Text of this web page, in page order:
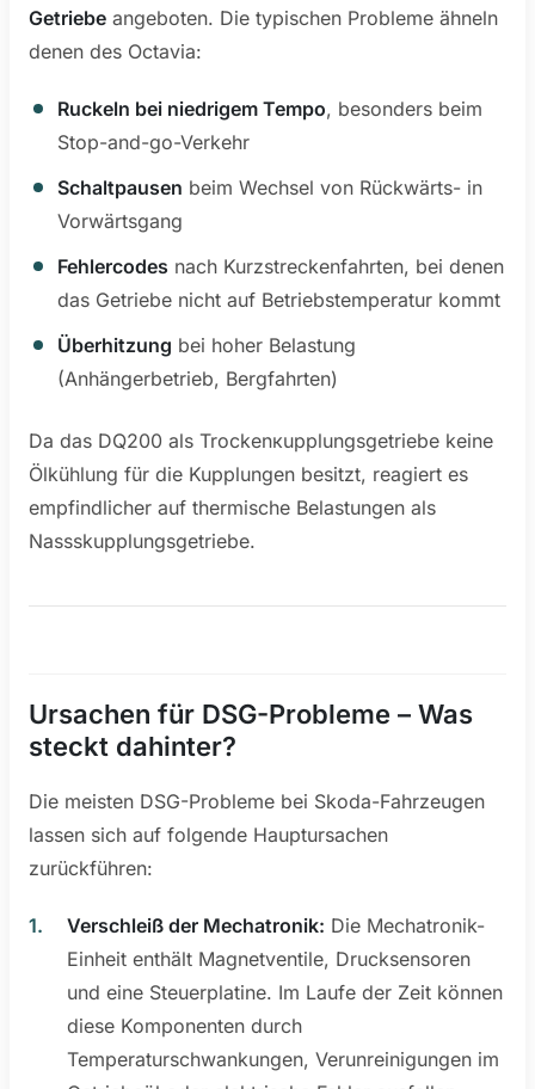
Getriebe angeboten. Die typischen Probleme ähneln
denen des Octavia:
Ruckeln bei niedrigem Tempo, besonders beim
Stop-and-go-Verkehr
Schaltpausen beim Wechsel von Rückwärts- in
Vorwärtsgang
Fehlercodes nach Kurzstreckenfahrten, bei denen
das Getriebe nicht auf Betriebstemperatur kommt
Überhitzung bei hoher Belastung
(Anhängerbetrieb, Bergfahrten)
Da das DQ200 als Trockenкupplungsgetriebe keine
Ölkühlung für die Kupplungen besitzt, reagiert es
empfindlicher auf thermische Belastungen als
Nassskupplungsgetriebe.
Ursachen für DSG-Probleme – Was
steckt dahinter?
Die meisten DSG-Probleme bei Skoda-Fahrzeugen
lassen sich auf folgende Hauptursachen
zurückführen:
Verschleiß der Mechatronik: Die Mechatronik-
Einheit enthält Magnetventile, Drucksensoren
und eine Steuerplatine. Im Laufe der Zeit können
diese Komponenten durch
Temperaturschwankungen, Verunreinigungen im